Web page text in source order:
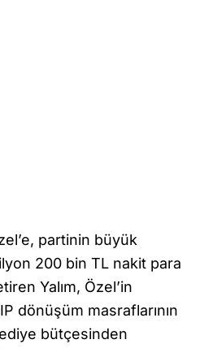
partinin büyük
200 bin TL nakit para
Yalım, Özel’in
dönüşüm masraflarının
bütçesinden